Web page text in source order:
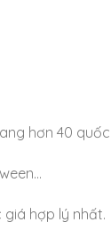
hơn 40
giá hợp lý nhất.